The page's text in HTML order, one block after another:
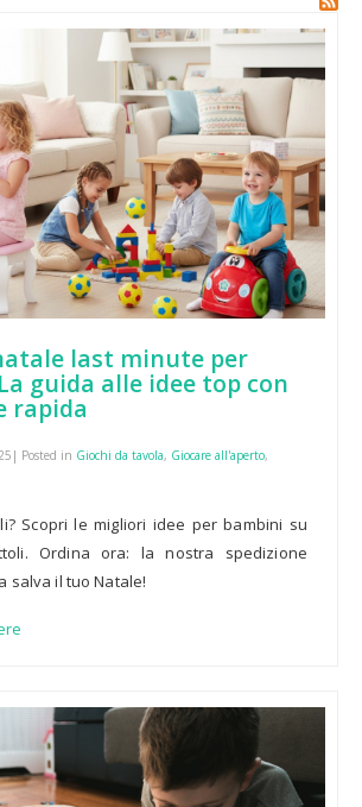
last minute per
guida alle idee top con
rapida
Posted in Giochi da tavola, Giocare all'aperto,
Scopri le migliori idee per bambini su
Ordina ora: la nostra spedizione
salva il tuo Natale!